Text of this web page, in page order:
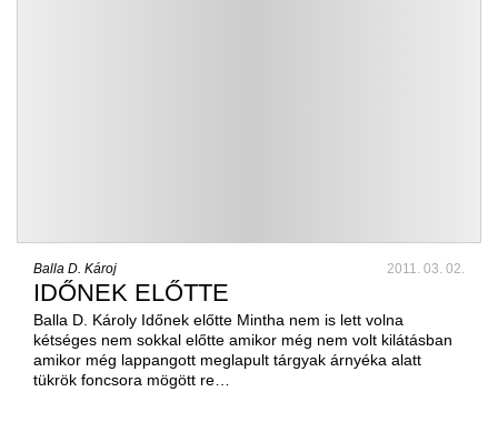
Balla D. Károj 2011. 03. 02.
IDŐNEK ELŐTTE
Balla D. Károly Időnek előtte Mintha nem is lett volna
kétséges nem sokkal előtte amikor még nem volt kilátásban
amikor még lappangott meglapult tárgyak árnyéka alatt
tükrök foncsora mögött re…